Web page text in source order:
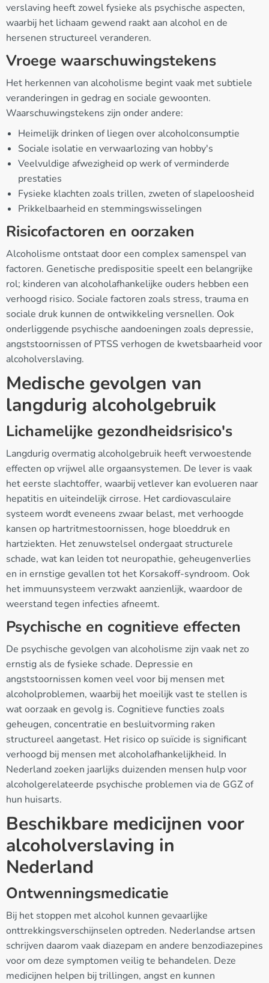
verslaving heeft zowel fysieke als psychische aspecten,
waarbij het lichaam gewend raakt aan alcohol en de
hersenen structureel veranderen.
Vroege waarschuwingstekens
Het herkennen van alcoholisme begint vaak met subtiele
veranderingen in gedrag en sociale gewoonten.
Waarschuwingstekens zijn onder andere:
Heimelijk drinken of liegen over alcoholconsumptie
Sociale isolatie en verwaarlozing van hobby's
Veelvuldige afwezigheid op werk of verminderde
prestaties
Fysieke klachten zoals trillen, zweten of slapeloosheid
Prikkelbaarheid en stemmingswisselingen
Risicofactoren en oorzaken
Alcoholisme ontstaat door een complex samenspel van
factoren. Genetische predispositie speelt een belangrijke
rol; kinderen van alcoholafhankelijke ouders hebben een
verhoogd risico. Sociale factoren zoals stress, trauma en
sociale druk kunnen de ontwikkeling versnellen. Ook
onderliggende psychische aandoeningen zoals depressie,
angststoornissen of PTSS verhogen de kwetsbaarheid voor
alcoholverslaving.
Medische gevolgen van
langdurig alcoholgebruik
Lichamelijke gezondheidsrisico's
Langdurig overmatig alcoholgebruik heeft verwoestende
effecten op vrijwel alle orgaansystemen. De lever is vaak
het eerste slachtoffer, waarbij vetlever kan evolueren naar
hepatitis en uiteindelijk cirrose. Het cardiovasculaire
systeem wordt eveneens zwaar belast, met verhoogde
kansen op hartritmestoornissen, hoge bloeddruk en
hartziekten. Het zenuwstelsel ondergaat structurele
schade, wat kan leiden tot neuropathie, geheugenverlies
en in ernstige gevallen tot het Korsakoff-syndroom. Ook
het immuunsysteem verzwakt aanzienlijk, waardoor de
weerstand tegen infecties afneemt.
Psychische en cognitieve effecten
De psychische gevolgen van alcoholisme zijn vaak net zo
ernstig als de fysieke schade. Depressie en
angststoornissen komen veel voor bij mensen met
alcoholproblemen, waarbij het moeilijk vast te stellen is
wat oorzaak en gevolg is. Cognitieve functies zoals
geheugen, concentratie en besluitvorming raken
structureel aangetast. Het risico op suïcide is significant
verhoogd bij mensen met alcoholafhankelijkheid. In
Nederland zoeken jaarlijks duizenden mensen hulp voor
alcoholgerelateerde psychische problemen via de GGZ of
hun huisarts.
Beschikbare medicijnen voor
alcoholverslaving in
Nederland
Ontwenningsmedicatie
Bij het stoppen met alcohol kunnen gevaarlijke
onttrekkingsverschijnselen optreden. Nederlandse artsen
schrijven daarom vaak diazepam en andere benzodiazepines
voor om deze symptomen veilig te behandelen. Deze
medicijnen helpen bij trillingen, angst en kunnen